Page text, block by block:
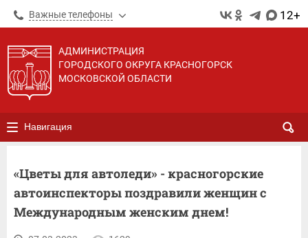
Важные телефоны 12+
АДМИНИСТРАЦИЯ
ГОРОДСКОГО ОКРУГА КРАСНОГОРСК
МОСКОВСКОЙ ОБЛАСТИ
Навигация
«Цветы для автоледи» - красногорские
автоинспекторы поздравили женщин с
Международным женским днем!